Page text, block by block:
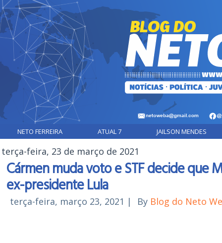
NETO FERREIRA ATUAL 7 JAILSON MENDES
terça-feira, 23 de março de 2021
Cármen muda voto e STF decide que
ex-presidente Lula
terça-feira, março 23, 2021 | By Blog do Neto